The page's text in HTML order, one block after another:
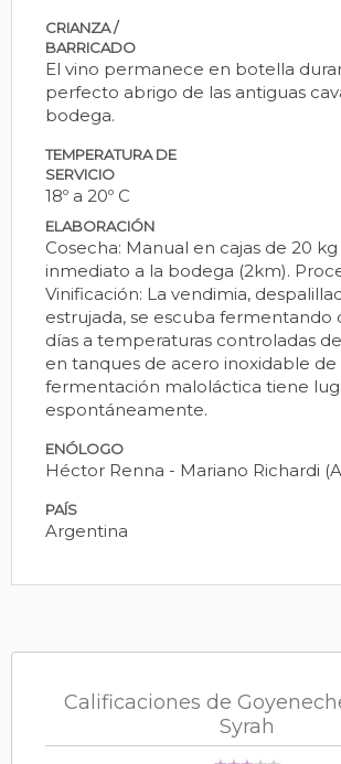
CRIANZA /
BARRICADO
El vino permanece en botella
perfecto abrigo de las antiguas
bodega.
TEMPERATURA DE
SERVICIO
18º a 20º C
ELABORACIÓN
Cosecha: Manual en cajas de 20
inmediato a la bodega (2km).
Vinificación: La vendimia,
estrujada, se escuba fermentando
días a temperaturas controladas de
en tanques de acero inoxidable de
fermentación maloláctica tiene
espontáneamente.
ENÓLOGO
Héctor Renna - Mariano Richardi
PAÍS
Argentina
Calificaciones de
Syrah